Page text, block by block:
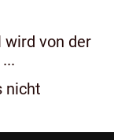
wird von der
nicht